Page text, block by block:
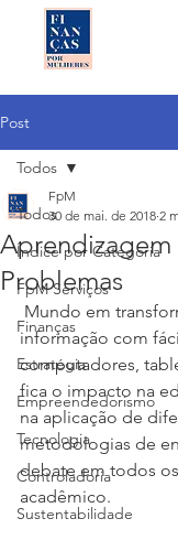
Post
Todos
Índice por Categoria
FpM Serviços
Finanças
Estratégia
Empreendedorismo
Tecnologia
Controladoria
Sustentabilidade
Todos
Aprendizagem
Problemas
FpM
30 de mai. de 2018 2
informação com
computadores,
fica o impacto na
na aplicação de
metodologias de
debate em todos
acadêmico.